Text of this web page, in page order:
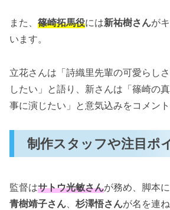
また、 篠崎拓馬役には新祐樹さんが
います。
立花さんは「詩織里先輩の可愛らし
したい」と語り、新さんは「篠崎の
事に演じたい」と意気込みをコメント
制作スタッフや注目ポ
監督はサトウ光敏さんが務め、脚本
青樹靖子さん
杉澤悟さんが名を連